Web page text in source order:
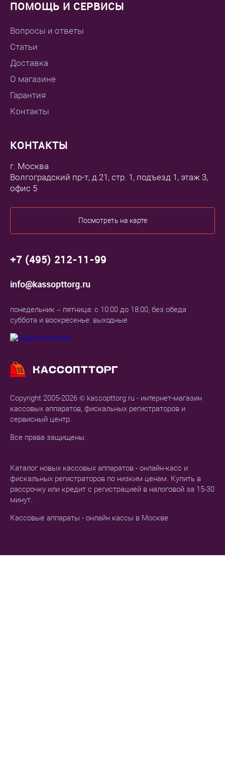
ПОМОЩЬ И СЕРВИСЫ
Вопросы и ответы
Статьи
Доставка
О магазине
Гарантия
Контакты
Copyright 2005-2026 © kassopttorg.ru - интернет-магазин
кассовых аппаратов, фискальных регистраторов и
сервисный центр.
Все права защищены.
Каталог новых кассовых аппаратов - онлайн-касс и
фискальных регистраторов по низким ценам. Купить в
рассрочку или кредит с регистрацией в налоговой за 15-30
минут.
Кассовые аппараты - онлайн кассы в Москве
КОНТАКТЫ
г. Москва
Волгоградский пр-т, д.21, стр. 1, подъезд 1, этаж 3,
офис 5
Посмотреть на карте
+7 (495) 212-11-99
info@kassopttorg.ru
понедельник – пятница: с 10:00 до 18:00, без обеда
суббота и воскресенье: выходные